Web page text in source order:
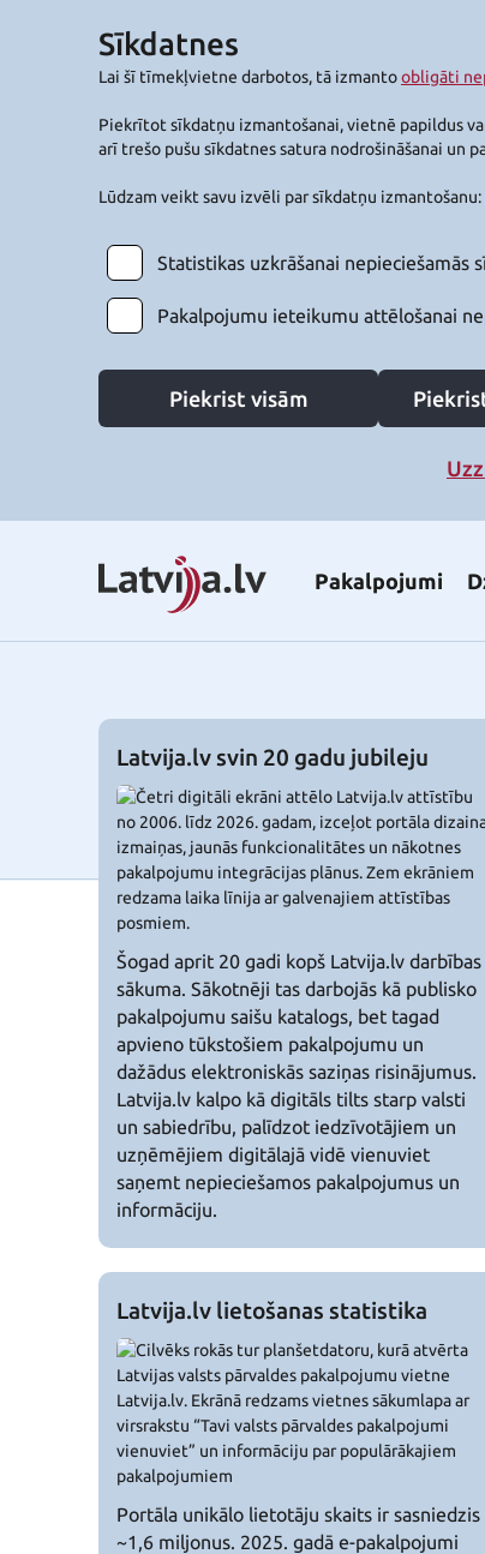
Sīkdatnes
Lai šī tīmekļvietne darbotos, tā izmantoobligāti
Piekrītot sīkdatņu izmantošanai, vietnē papildus
arī trešo pušu sīkdatnes satura nodrošināšanai un
Lūdzam veikt savu izvēli par sīkdatņu izmantošanu:
Statistikas uzkrāšanai nepieciešamās
Pakalpojumu ieteikumu attēlošanai
Piekrist visām
Pakalpojumi
Latvija.lv svin 20 gadu jubileju
Šogad aprit 20 gadi kopš Latvija.lv darbības
sākuma. Sākotnēji tas darbojās kā publisko
pakalpojumu saišu katalogs, bet tagad
apvieno tūkstošiem pakalpojumu un
dažādus elektroniskās saziņas risinājumus.
Latvija.lv kalpo kā digitāls tilts starp valsti
un sabiedrību, palīdzot iedzīvotājiem un
uzņēmējiem digitālajā vidē vienuviet
saņemt nepieciešamos pakalpojumus un
informāciju.
Latvija.lv lietošanas statistika
Portāla unikālo lietotāju skaits ir sasniedzis
~1,6 miljonus. 2025. gadā e-pakalpojumi